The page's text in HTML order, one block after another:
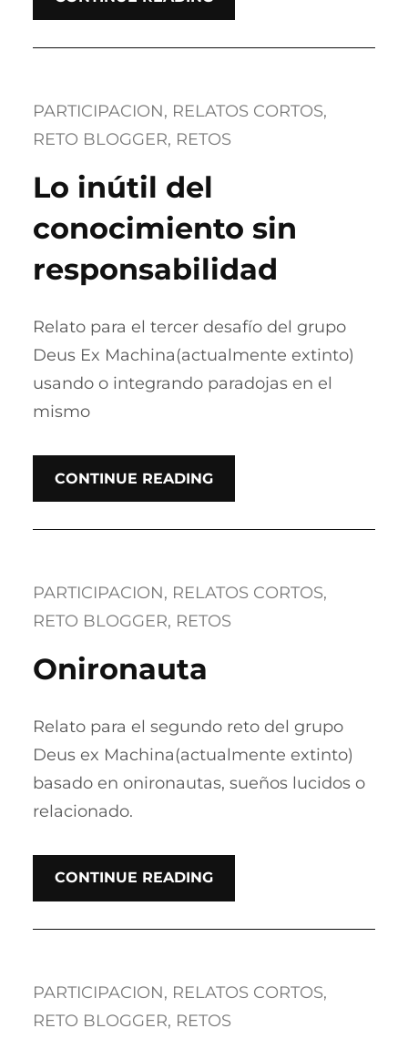
PARTICIPACION, RELATOS CORTOS
RETO BLOGGER, RETOS
Lo inútil del
conocimiento sin
responsabilidad
Relato para el tercer desafío del grupo
Deus Ex Machina(actualmente extinto)
usando o integrando paradojas en el
mismo
CONTINUE READING
PARTICIPACION, RELATOS CORTOS
RETO BLOGGER, RETOS
Onironauta
Relato para el segundo reto del grupo
Deus ex Machina(actualmente extinto)
basado en onironautas, sueños lucidos o
relacionado.
CONTINUE READING
PARTICIPACION, RELATOS CORTOS
RETO BLOGGER, RETOS